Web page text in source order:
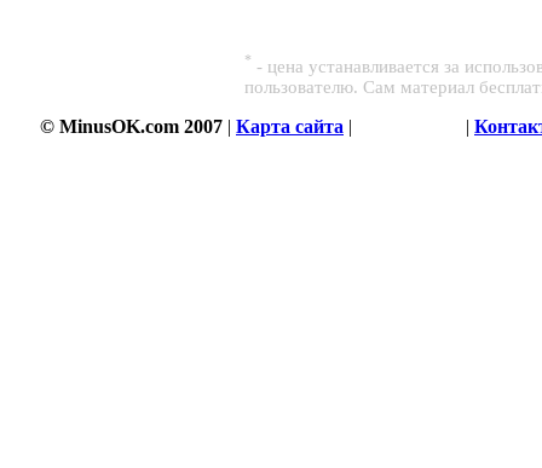
* - цена устанавливается за
пользователю. Сам материал
© MinusOK.com 2007 | Карта сайта | |